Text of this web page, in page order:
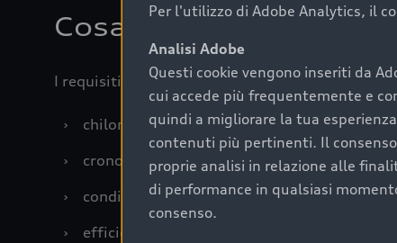
Cosa sapere prima di
I requisiti fondamentali da considerare prima di
›
chilometraggio: un valore contenuto
›
cronologia dei tagliandi: una
›
condizioni della carrozzeria e degli interni:
›
efficienza meccanica: motore,
Per l'utilizzo di Adobe Analytics, il
Analisi Adobe
Questi cookie vengono inseriti da
cui accede più frequentemente e
quindi a migliorare la tua
contenuti più pertinenti. Il
proprie analisi in relazione alle
di performance in qualsiasi
consenso.